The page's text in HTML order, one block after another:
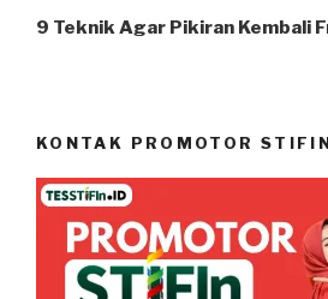
9 Teknik Agar Pikiran Kembali
KONTAK PROMOTOR